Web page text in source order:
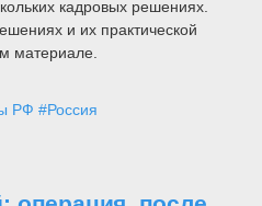
кадровых решениях.
и их практической
материале.
РФ #Россия